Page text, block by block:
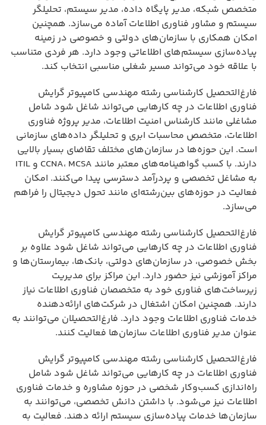
متخصص شبکه، مدیر پایگاه داده، مدیر سیستم، تحلیلگر
سیستم و مشاور فناوری اطلاعات آماده می‌سازد. همچنین
امکان همکاری با سازمان‌های دولتی و خصوصی در زمینه
پیاده‌سازی سیستم‌های اطلاعاتی وجود دارد. هر فردی متناسب
با علاقه خود می‌تواند مسیر شغلی مناسبی انتخاب کند.
فارغ‌التحصیل کارشناسی رشته مهندسی کامپیوتر گرایش
فناوری اطلاعات در چه کارهایی می‌تواند شاغل شود شامل
مشاغلی مانند کارشناس امنیت اطلاعات، مدیر پروژه فناوری
اطلاعات، متخصص محاسبات ابری و تحلیلگر داده‌های سازمانی
است. این حوزه‌ها در سازمان‌های مختلف تقاضای بسیار بالایی
دارند. با کسب گواهینامه‌های معتبر مانند CCNA، MCSA و ITIL
به مشاغل تخصصی و پردرآمد دسترسی پیدا می‌کنند. امکان
فعالیت در حوزه‌های بین‌رشته‌ای مانند تحول دیجیتال را فراهم
می‌سازد.
فارغ‌التحصیل کارشناسی رشته مهندسی کامپیوتر گرایش
فناوری اطلاعات در چه کارهایی می‌تواند شاغل شود علاوه بر
بخش خصوصی، در سازمان‌های دولتی، بانک‌ها، بیمارستان‌ها و
مراکز آموزشی نیز حضور دارد. این مراکز برای مدیریت
زیرساخت‌های فناوری خود به متخصصان فناوری اطلاعات نیاز
دارند. همچنین امکان اشتغال در شرکت‌های ارائه‌دهنده
خدمات فناوری اطلاعات وجود دارد. فارغ‌التحصیلان می‌توانند به
عنوان مدیر فناوری اطلاعات سازمان‌ها فعالیت کنند.
فارغ‌التحصیل کارشناسی رشته مهندسی کامپیوتر گرایش
فناوری اطلاعات در چه کارهایی می‌تواند شاغل شود شامل
راه‌اندازی کسب‌وکار شخصی در حوزه مشاوره و خدمات فناوری
اطلاعات نیز می‌شود. با داشتن دانش تخصصی، می‌توانند به
سازمان‌ها خدمات پیاده‌سازی سیستم ارائه دهند. فعالیت به